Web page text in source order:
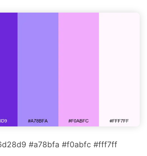
#a78bfa #f0abfc #fff7ff